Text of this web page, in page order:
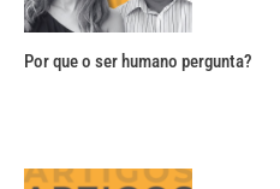
Por que o ser humano pergunta?